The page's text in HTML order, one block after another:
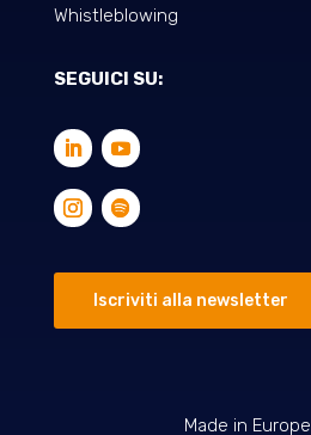
Whistleblowing
SEGUICI SU:
Iscriviti alla newsletter
Made in Europe